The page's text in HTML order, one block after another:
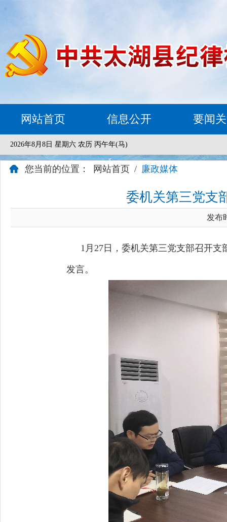
网站首页 信息公开 要闻
2026年8月8日 星期六 农历 丙午年(马)
您当前的位置： 网站首页 / 廉政媒体
委机关第三党支
发布
1月27日，委机关第三党支部召开
发言。